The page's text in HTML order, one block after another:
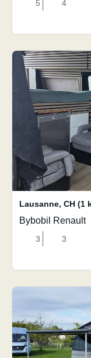
5 4
Lausanne, CH (1
Bybobil Renault
3 3